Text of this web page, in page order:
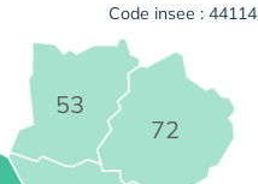
Code insee : 44114
53
72